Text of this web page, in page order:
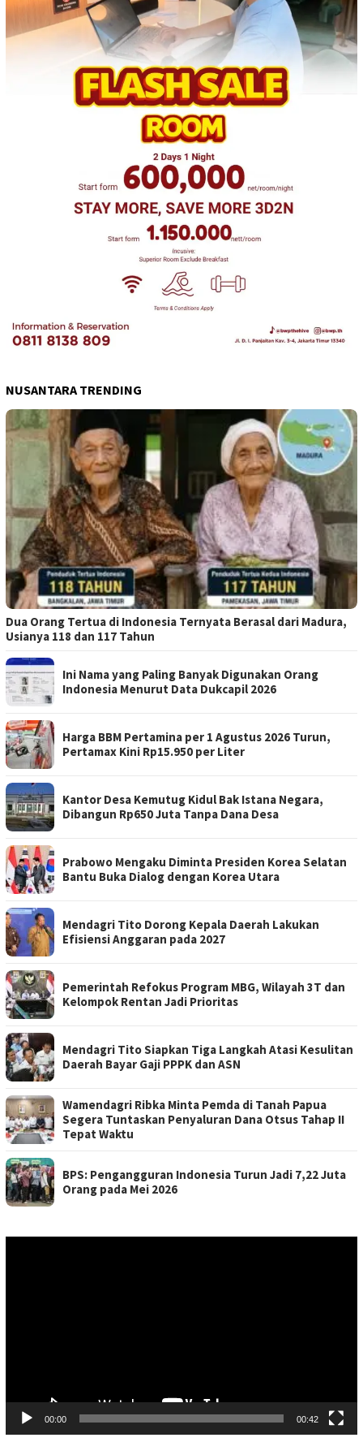
NUSANTARA TRENDING
Dua Orang Tertua di Indonesia Ternyata Berasal dari Madura,
Usianya 118 dan 117 Tahun
Ini Nama yang Paling Banyak Digunakan Orang
Indonesia Menurut Data Dukcapil 2026
Harga BBM Pertamina per 1 Agustus 2026 Turun,
Pertamax Kini Rp15.950 per Liter
Kantor Desa Kemutug Kidul Bak Istana Negara,
Dibangun Rp650 Juta Tanpa Dana Desa
Prabowo Mengaku Diminta Presiden Korea Selatan
Bantu Buka Dialog dengan Korea Utara
Mendagri Tito Dorong Kepala Daerah Lakukan
Efisiensi Anggaran pada 2027
Pemerintah Refokus Program MBG, Wilayah 3T dan
Kelompok Rentan Jadi Prioritas
Mendagri Tito Siapkan Tiga Langkah Atasi Kesulitan
Daerah Bayar Gaji PPPK dan ASN
Wamendagri Ribka Minta Pemda di Tanah Papua
Segera Tuntaskan Penyaluran Dana Otsus Tahap II
Tepat Waktu
BPS: Pengangguran Indonesia Turun Jadi 7,22 Juta
Orang pada Mei 2026
00:00 00:42